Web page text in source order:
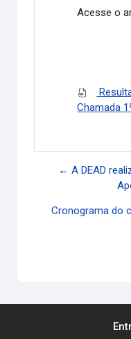
Acesse o
Chamada
← A DEAD
Cronograma do